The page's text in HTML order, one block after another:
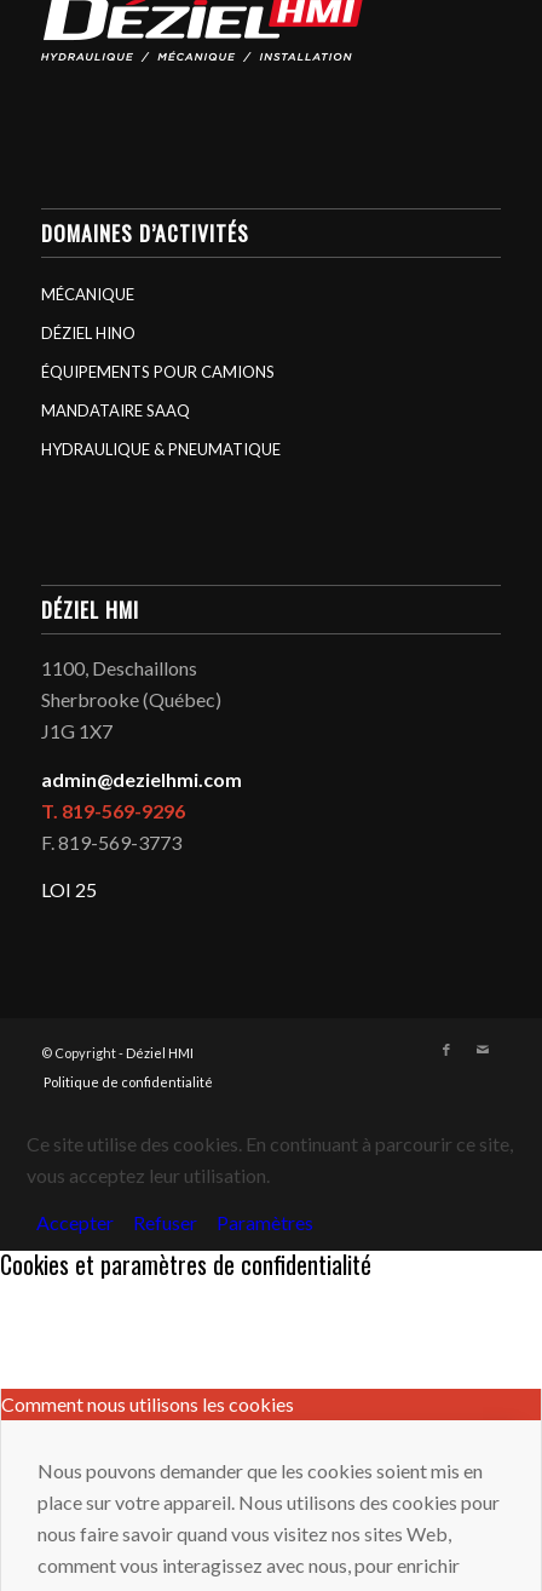
DOMAINES D’ACTIVITÉS
MÉCANIQUE
DÉZIEL HINO
ÉQUIPEMENTS POUR CAMIONS
MANDATAIRE SAAQ
HYDRAULIQUE & PNEUMATIQUE
DÉZIEL HMI
1100, Deschaillons
Sherbrooke (Québec)
J1G 1X7
admin@dezielhmi.com
T. 819-569-9296
F. 819-569-3773
LOI 25
© Copyright - Déziel HMI
Politique de confidentialité
Ce site utilise des cookies. En continuant à parcourir ce site,
vous acceptez leur utilisation.
Accepter Refuser Paramètres
Cookies et paramètres de confidentialité
Comment nous utilisons les cookies
Nous pouvons demander que les cookies soient mis en
place sur votre appareil. Nous utilisons des cookies pour
nous faire savoir quand vous visitez nos sites Web,
comment vous interagissez avec nous, pour enrichir